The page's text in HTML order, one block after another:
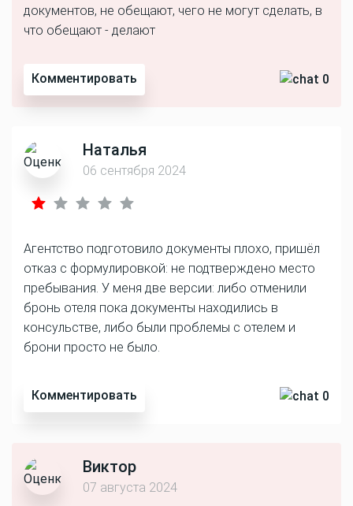
документов, не обещают, чего не могут сделать, в
что обещают - делают
Комментировать 0
Наталья
06 сентября 2024
Агентство подготовило документы плохо, пришёл
отказ с формулировкой: не подтверждено место
пребывания. У меня две версии: либо отменили
бронь отеля пока документы находились в
консульстве, либо были проблемы с отелем и
брони просто не было.
Комментировать 0
Виктор
07 августа 2024